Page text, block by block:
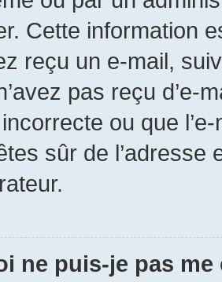
Cette information
reçu un e-mail,
pas reçu d’e-
ou que
sûr de l’adresse
ne puis-je pas